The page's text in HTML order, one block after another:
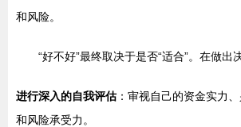
和风险。
“好不好”最终取决于是否“适合”。在做出
进行深入的自我评估：审视自己的资金实力
和风险承受力。